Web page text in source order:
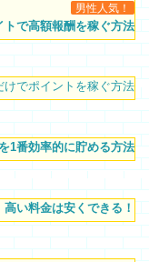
男性人気！
トで高額報酬を稼ぐ方法
でポイントを稼ぐ方法
1番効率的に貯める方法
い料金は安くできる！